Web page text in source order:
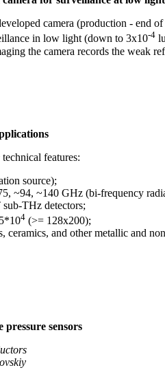
camera (production - end
in low light (down to 3x10-4
the camera records the weak
features:
source);
~94, ~140 GHz (bi-frequency
THz detectors;
4 (>= 128x200);
ceramics, and other metallic and
sensors